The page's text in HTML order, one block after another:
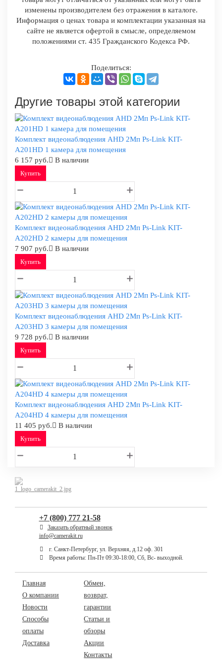
изменены производителем без отражения в каталоге.
Информация о ценах товара и комплектации указанная на
сайте не является офертой в смысле, определяемом
положениями ст. 435 Гражданского Кодекса РФ.
Поделиться:
Другие товары этой категории
Комплект видеонаблюдения AHD 2Мп Ps-Link KIT-
A201HD 1 камера для помещения
6 157 руб.
В наличии
Купить
Комплект видеонаблюдения AHD 2Мп Ps-Link KIT-
A202HD 2 камеры для помещения
7 907 руб.
В наличии
Купить
Комплект видеонаблюдения AHD 2Мп Ps-Link KIT-
A203HD 3 камеры для помещения
9 728 руб.
В наличии
Купить
Комплект видеонаблюдения AHD 2Мп Ps-Link KIT-
A204HD 4 камеры для помещения
11 405 руб.
В наличии
Купить
+7 (800) 777 21-58
Заказать обратный звонок
info@camerakit.ru
г. Санкт-Петербург, ул. Верхняя, д.12 оф. 301
Время работы: Пн-Пт 09:30-18:00, Сб, Вс- выходной.
Главная
О компании
Новости
Способы
оплаты
Доставка
Обмен,
возврат,
гарантии
Статьи и
обзоры
Акции
Контакты